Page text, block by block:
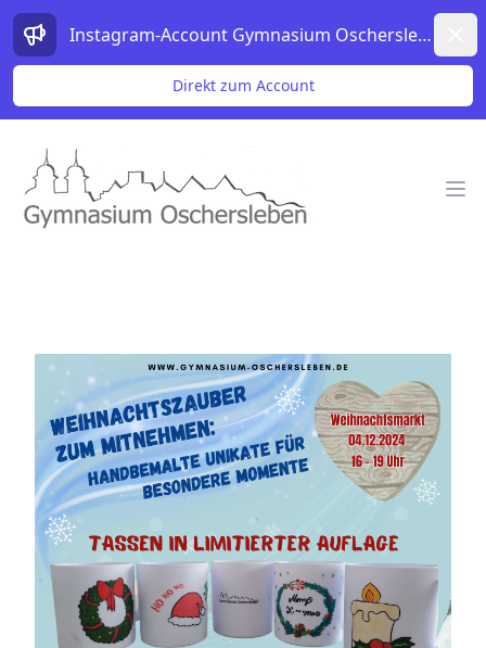
Instagram-Account Gymnasium Oschersleben
Direkt zum Account
Gymnasium Oschersleben Logo